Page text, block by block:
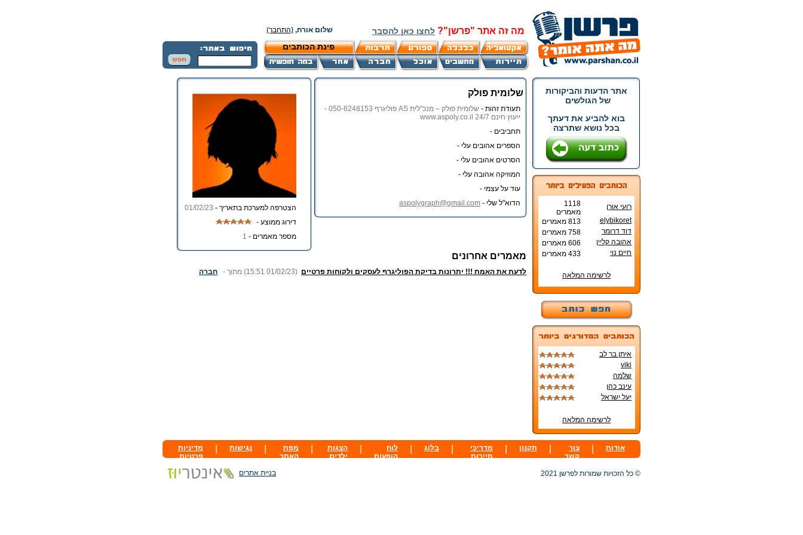
מה זה אתר "פרשן"? לחצו כאן להסבר שלום אורח, (התחבר)
פינת הכותבים
אתר הדעות והביקורות
של הגולשים
בוא להביע את דעתך
בכל נושא שתרצה
רועי אורן
1118
מאמרים
elybikoret
813 מאמרים
דוד דרומר
758 מאמרים
אהובה קליין
606 מאמרים
חיים נוי
433 מאמרים
לרשימה המלאה
איתן בר לב
viki
שלמה
עינב כהן
יעל ישראל
לרשימה המלאה
שלומית פולק
תעודת זהות -
שלומית פולק – מנכ"לית AS פוליגרף 050-6248153 -
ייעוץ חינם 24/7 www.aspoly.co.il
תחביבים -
הספרים אהובים עלי -
הסרטים אהובים עלי -
המוזיקה אהובה עלי -
עוד על עצמי -
הדוא"ל שלי - aspolygraph@gmail.com
הצטרפה למערכת בתאריך - 01/02/23
דירוג ממוצע -
מספר מאמרים - 1
מאמרים אחרונים
לדעת את האמת !!! יתרונות בדיקת הפוליגרף לעסקים ולקוחות פרטיים (15:51 01/02/23) מתוך - חברה
אודות
צור
קשר
תקנון
מדריכי
תיירות
בלוג
לוח
הופעות
הצגות
ילדים
מפת
האתר
נגישות
מדיניות
פרטיות
© כל הזכויות שמורות לפרשן 2021 בניית אתרים